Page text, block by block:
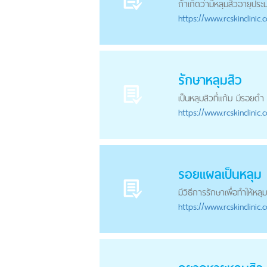
ถ้าเกิดว่ามีหลุมสิวอายุปร
https://
รักษาหลุมสิว
เป็นหลุมสิวที่แก้ม มีรอยดำ
https://
รอยแผลเป็นหลุม
มีวิธีการรักษาเพื่อทำให้หลุม
https://